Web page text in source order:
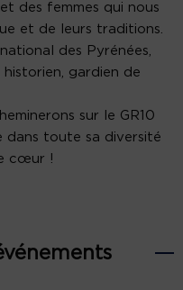
des femmes qui nous
et de leurs traditions.
des Pyrénées,
gardien de
sur le GR10
toute sa diversité
cœur !